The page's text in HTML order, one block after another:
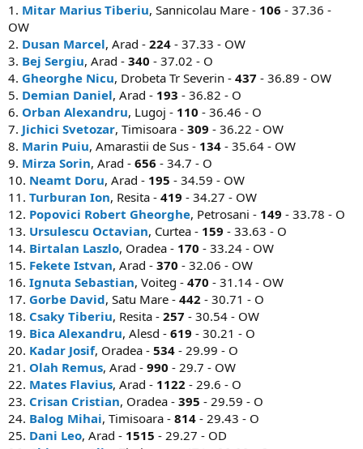
1. Mitar Marius Tiberiu, Sannicolau Mare - 106 - 37.36 -
OW
2. Dusan Marcel, Arad - 224 - 37.33 - OW
3. Bej Sergiu, Arad - 340 - 37.02 - O
4. Gheorghe Nicu, Drobeta Tr Severin - 437 - 36.89 - OW
5. Demian Daniel, Arad - 193 - 36.82 - O
6. Orban Alexandru, Lugoj - 110 - 36.46 - O
7. Jichici Svetozar, Timisoara - 309 - 36.22 - OW
8. Marin Puiu, Amarastii de Sus - 134 - 35.64 - OW
9. Mirza Sorin, Arad - 656 - 34.7 - O
10. Neamt Doru, Arad - 195 - 34.59 - OW
11. Turburan Ion, Resita - 419 - 34.27 - OW
12. Popovici Robert Gheorghe, Petrosani - 149 - 33.78 - O
13. Ursulescu Octavian, Curtea - 159 - 33.63 - O
14. Birtalan Laszlo, Oradea - 170 - 33.24 - OW
15. Fekete Istvan, Arad - 370 - 32.06 - OW
16. Ignuta Sebastian, Voiteg - 470 - 31.14 - OW
17. Gorbe David, Satu Mare - 442 - 30.71 - O
18. Csaky Tiberiu, Resita - 257 - 30.54 - OW
19. Bica Alexandru, Alesd - 619 - 30.21 - O
20. Kadar Josif, Oradea - 534 - 29.99 - O
21. Olah Remus, Arad - 990 - 29.7 - OW
22. Mates Flavius, Arad - 1122 - 29.6 - O
23. Crisan Cristian, Oradea - 395 - 29.59 - O
24. Balog Mihai, Timisoara - 814 - 29.43 - O
25. Dani Leo, Arad - 1515 - 29.27 - OD